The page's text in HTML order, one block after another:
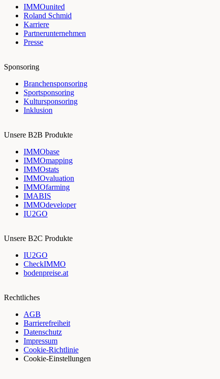
IMMOunited
Roland Schmid
Karriere
Partnerunternehmen
Presse
Sponsoring
Branchensponsoring
Sportsponsoring
Kultursponsoring
Inklusion
Unsere B2B Produkte
IMMObase
IMMOmapping
IMMOstats
IMMOvaluation
IMMOfarming
IMABIS
IMMOdeveloper
IU2GO
Unsere B2C Produkte
IU2GO
CheckIMMO
bodenpreise.at
Rechtliches
AGB
Barrierefreiheit
Datenschutz
Impressum
Cookie-Richtlinie
Cookie-Einstellungen